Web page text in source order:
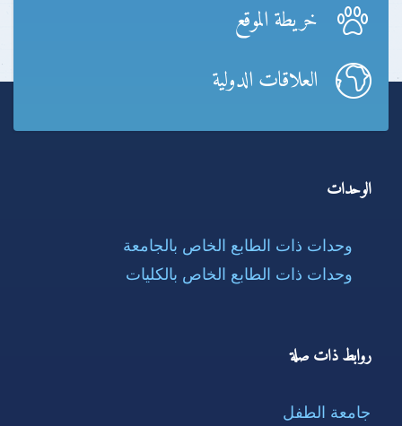
خريطة الموقع
العلاقات الدولية
الوحدات
وحدات ذات الطابع الخاص بالجامعة
وحدات ذات الطابع الخاص بالكليات
روابط ذات صلة
جامعة الطفل